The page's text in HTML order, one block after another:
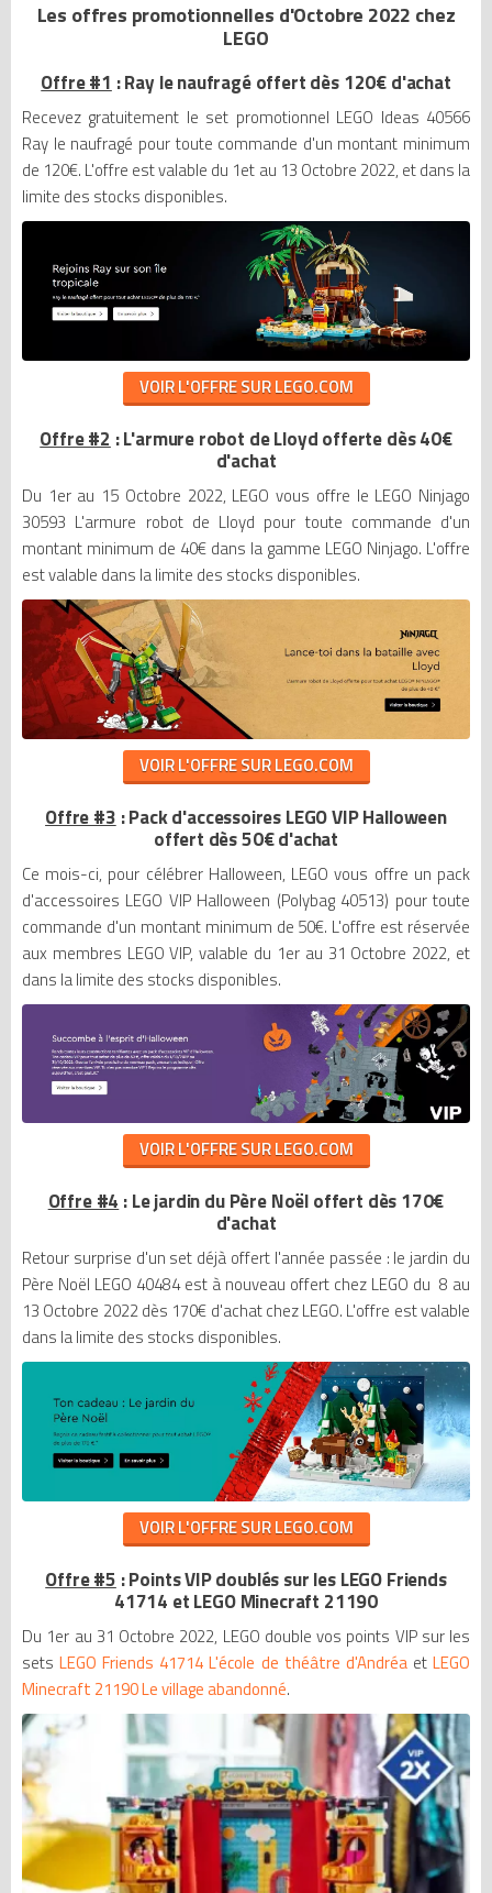
Les offres promotionnelles d'Octobre 2022 chez
LEGO
Offre #1: Ray le naufragé offert dès 120€ d'achat
Recevez gratuitement le set promotionnel LEGO Ideas 40566
Ray le naufragé pour toute commande d'un montant minimum
de 120€. L'offre est valable du 1et au 13 Octobre 2022, et dans la
limite des stocks disponibles.
VOIR L'OFFRE SUR LEGO.COM
Offre #2 : L'armure robot de Lloyd offerte dès 40€
d'achat
Du 1er au 15 Octobre 2022, LEGO vous offre le LEGO Ninjago
30593 L'armure robot de Lloyd pour toute commande d'un
montant minimum de 40€ dans la gamme LEGO Ninjago. L'offre
est valable dans la limite des stocks disponibles.
VOIR L'OFFRE SUR LEGO.COM
Offre #3: Pack d'accessoires LEGO VIP Halloween
offert dès 50€ d'achat
Ce mois-ci, pour célébrer Halloween, LEGO vous offre un pack
d'accessoires LEGO VIP Halloween (Polybag 40513) pour toute
commande d'un montant minimum de 50€. L'offre est réservée
aux membres LEGO VIP, valable du 1er au 31 Octobre 2022, et
dans la limite des stocks disponibles.
VOIR L'OFFRE SUR LEGO.COM
Offre #4 : Le jardin du Père Noël offert dès 170€
d'achat
Retour surprise d'un set déjà offert l'année passée : le jardin du
Père Noël LEGO 40484 est à nouveau offert chez LEGO du 8 au
13 Octobre 2022 dès 170€ d'achat chez LEGO. L'offre est valable
dans la limite des stocks disponibles.
VOIR L'OFFRE SUR LEGO.COM
Offre #5 : Points VIP doublés sur les LEGO Friends
41714 et LEGO Minecraft 21190
Du 1er au 31 Octobre 2022, LEGO double vos points VIP sur les
setsLEGO Friends 41714 L'école de théâtre d'AndréaetLEGO
Minecraft 21190 Le village abandonné.